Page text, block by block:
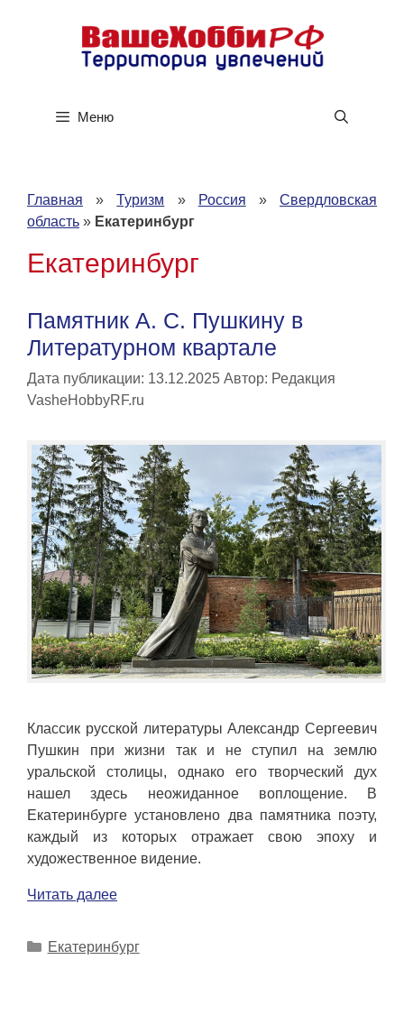
содержимому
Меню
Главная »Туризм » Россия »Свердловская
область » Екатеринбург
Екатеринбург
Памятник А. С. Пушкину в
Литературном квартале
Дата публикации: 13.12.2025 Автор: Редакция
VasheHobbyRF.ru
Классик русской литературы Александр Сергеевич
Пушкин при жизни так и не ступил на землю
уральской столицы, однако его творческий дух
нашел здесь неожиданное воплощение. В
Екатеринбурге установлено два памятника поэту,
каждый из которых отражает свою эпоху и
художественное видение.
Читать далее
Рубрики
Екатеринбург